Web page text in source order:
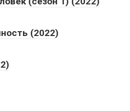
(2022)